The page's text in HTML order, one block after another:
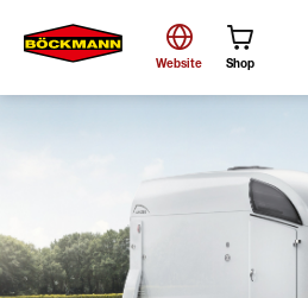
Website Shop